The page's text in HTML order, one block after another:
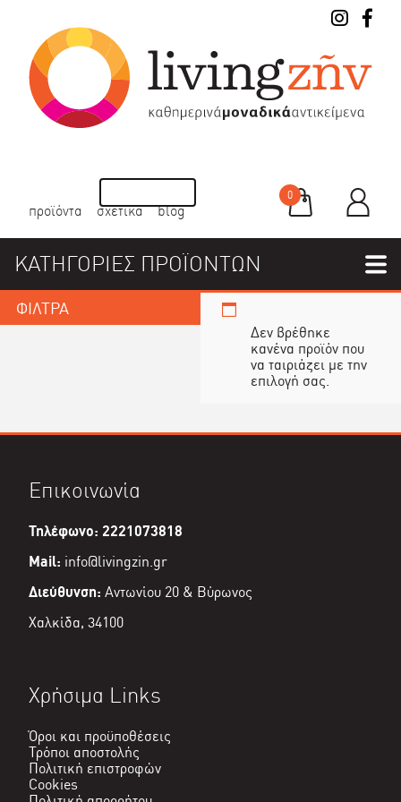
προϊόντα σχετικά blog
0
ΚΑΤΗΓΟΡΙΕΣ ΠΡΟΪΟΝΤΩΝ
ΦΙΛΤΡΑ
Δεν βρέθηκε
κανένα προϊόν που
να ταιριάζει με την
επιλογή σας.
Επικοινωνία
Τηλέφωνο: 2221073818
Mail: info@livingzin.gr
Διεύθυνση: Αντωνίου 20 & Βύρωνος
Χαλκίδα, 34100
Χρήσιμα Links
Όροι και προϋποθέσεις
Τρόποι αποστολής
Πολιτική επιστροφών
Cookies